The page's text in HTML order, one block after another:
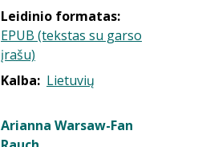
Leidinio formatas:
EPUB (tekstas su garso
įrašu)
Kalba: Lietuvių
Arianna Warsaw-Fan